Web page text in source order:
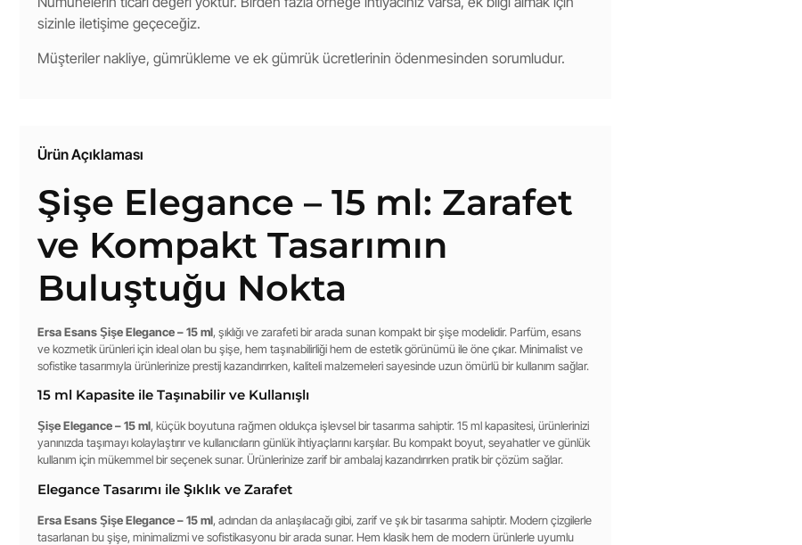
sizinle iletişime geçeceğiz.
Müşteriler nakliye, gümrükleme ve ek gümrük ücretlerinin ödenmesinden sorumludur.
Ürün Açıklaması
Şişe Elegance – 15 ml: Zarafet
ve Kompakt Tasarımın
Buluştuğu Nokta
Ersa Esans Şişe Elegance – 15 ml, şıklığı ve zarafeti bir arada sunan kompakt bir şişe modelidir. Parfüm, esans
ve kozmetik ürünleri için ideal olan bu şişe, hem taşınabilirliği hem de estetik görünümü ile öne çıkar. Minimalist ve
sofistike tasarımıyla ürünlerinize prestij kazandırırken, kaliteli malzemeleri sayesinde uzun ömürlü bir kullanım sağlar.
15 ml Kapasite ile Taşınabilir ve Kullanışlı
Şişe Elegance – 15 ml, küçük boyutuna rağmen oldukça işlevsel bir tasarıma sahiptir. 15 ml kapasitesi, ürünlerinizi
yanınızda taşımayı kolaylaştırır ve kullanıcıların günlük ihtiyaçlarını karşılar. Bu kompakt boyut, seyahatler ve günlük
kullanım için mükemmel bir seçenek sunar. Ürünlerinize zarif bir ambalaj kazandırırken pratik bir çözüm sağlar.
Elegance Tasarımı ile Şıklık ve Zarafet
Ersa Esans Şişe Elegance – 15 ml, adından da anlaşılacağı gibi, zarif ve şık bir tasarıma sahiptir. Modern çizgilerle
tasarlanan bu şişe, minimalizmi ve sofistikasyonu bir arada sunar. Hem klasik hem de modern ürünlerle uyumlu